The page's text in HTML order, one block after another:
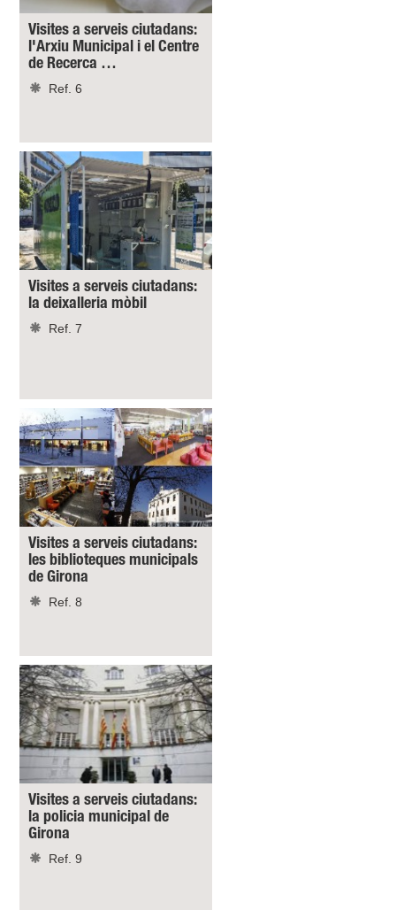
Visites a serveis ciutadans:
l'Arxiu Municipal i el Centre
de Recerca …
Ref. 6
Visites a serveis ciutadans:
la deixalleria mòbil
Ref. 7
Visites a serveis ciutadans:
les biblioteques municipals
de Girona
Ref. 8
Visites a serveis ciutadans:
la policia municipal de
Girona
Ref. 9